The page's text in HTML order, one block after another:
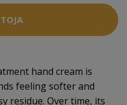
hand cream is
feeling softer and
residue. Over time, its